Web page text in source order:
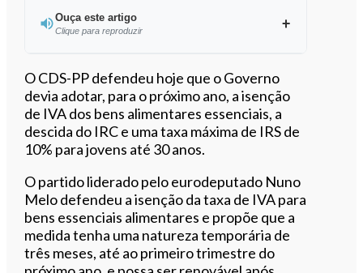
Ouça este artigo
Clique para reproduzir
Ouvir este artigo
O CDS-PP defendeu hoje que o Governo
devia adotar, para o próximo ano, a isenção
de IVA dos bens alimentares essenciais, a
descida do IRC e uma taxa máxima de IRS de
10% para jovens até 30 anos.
O partido liderado pelo eurodeputado Nuno
Melo defendeu a isenção da taxa de IVA para
bens essenciais alimentares e propõe que a
medida tenha uma natureza temporária de
três meses, até ao primeiro trimestre do